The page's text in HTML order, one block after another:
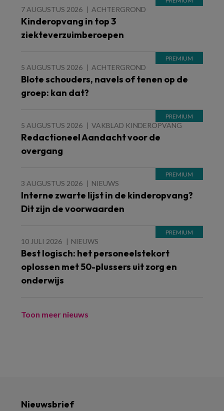
7 AUGUSTUS 2026 ACHTERGROND
Kinderopvang in top 3
ziekteverzuimberoepen
5 AUGUSTUS 2026 ACHTERGROND
Blote schouders, navels of tenen op de
groep: kan dat?
5 AUGUSTUS 2026 VAKBLAD KINDEROPVANG
Redactioneel Aandacht voor de
overgang
3 AUGUSTUS 2026 NIEUWS
Interne zwarte lijst in de kinderopvang?
Dit zijn de voorwaarden
10 JULI 2026 NIEUWS
Best logisch: het personeelstekort
oplossen met 50-plussers uit zorg en
onderwijs
Toon meer nieuws
Nieuwsbrief